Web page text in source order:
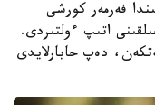
فەرمەر كورشى
اتىپ ءولتىردى.
دەپ حابارلايدى